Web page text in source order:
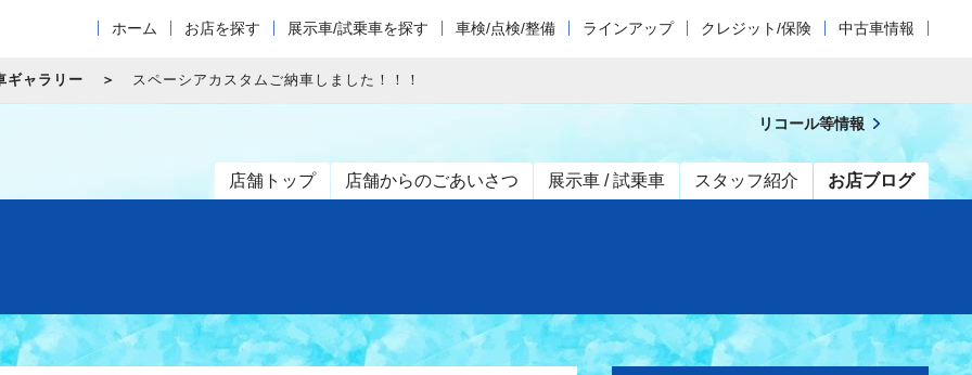
ホーム お店を探す 展示車/試乗車を探す 車検/点検/整備 ラインアップ クレジット/保険 中古車情報
ギャラリー スペーシアカスタムご納車しました！！！
店舗トップ 店舗からのごあいさつ 展示車 / 試乗車 スタッフ紹介 お店ブログ
リコール等情報